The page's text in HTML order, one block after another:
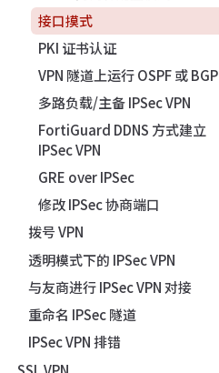
接口摸式
PKI 证书认证
VPN 隧道上运行 OSPF 或 BGP
多路负载/主备 IPSec VPN
FortiGuard DDNS 方式建立
IPSec VPN
GRE over IPSec
修改 IPSec 协商端口
拨号 VPN
透明模式下的 IPSec VPN
与友商进行 IPSec VPN 对接
重命名 IPSec 隧道
IPSec VPN 排错